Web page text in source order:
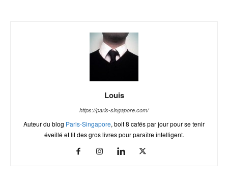
Louis
https://paris-singapore.com/
Auteur du blog Paris-Singapore, boit 8 cafés par jour pour se tenir
éveillé et lit des gros livres pour paraître intelligent.